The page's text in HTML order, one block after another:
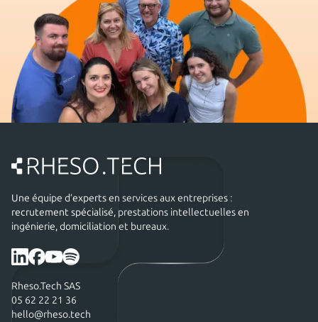
Une équipe d’experts en services aux entreprises :
recrutement spécialisé, prestations intellectuelles en
ingénierie, domiciliation et bureaux.
Rheso.Tech SAS
05 62 22 21 36
hello@rheso.tech